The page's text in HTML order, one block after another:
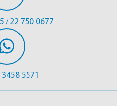
/ 22 750 0677
5571